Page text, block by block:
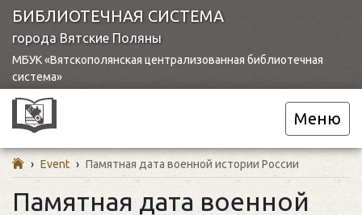
БИБЛИОТЕЧНАЯ СИСТЕМА
города Вятские Поляны
МБУК «Вятскополянская централизованная библиотечная
система»
Меню
› Event › Памятная дата военной истории России
Памятная дата военной